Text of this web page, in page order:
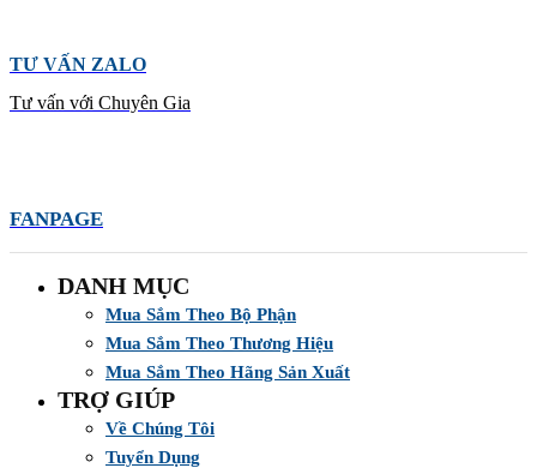
TƯ VẤN ZALO
Tư vấn với Chuyên Gia
FANPAGE
DANH MỤC
Mua Sắm Theo Bộ Phận
Mua Sắm Theo Thương Hiệu
Mua Sắm Theo Hãng Sản Xuất
TRỢ GIÚP
Về Chúng Tôi
Tuyển Dụng